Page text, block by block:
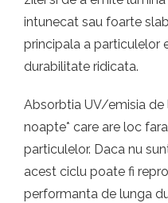
intunecat sau foarte
principala a particulelor
durabilitate ridicata.
Absorbtia UV/emisia
noapte* care are loc
particulelor. Daca nu
acest ciclu poate fi
performanta de lunga